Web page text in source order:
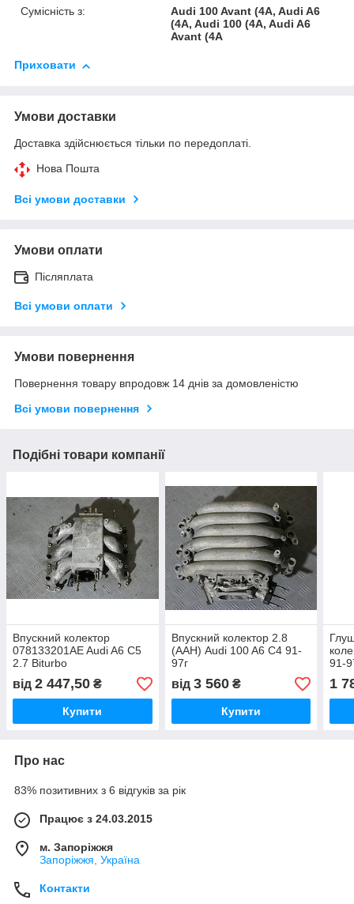
Сумісність з:
Audi 100 Avant (4A, Audi A6
(4A, Audi 100 (4A, Audi A6
Avant (4A
Приховати
Умови доставки
Доставка здійснюється тільки по передоплаті.
Нова Пошта
Всі умови доставки
Умови оплати
Післяплата
Всі умови оплати
Умови повернення
Повернення товару впродовж 14 днів за домовленістю
Всі умови повернення
Подібні товари компанії
Впускний колектор
078133201AE Audi A6 C5
2.7 Biturbo
від 2 447,50 ₴
Купити
Впускний колектор 2.8
(AAH) Audi 100 A6 C4 91-
97г
від 3 560₴
Купити
91-
1
Про нас
83% позитивних з 6 відгуків за рік
Працює з 24.03.2015
м. Запоріжжя
Запоріжжя, Україна
Контакти